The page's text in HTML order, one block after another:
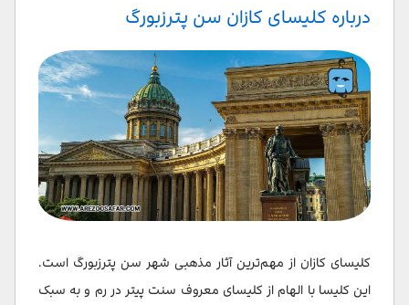
درباره کلیسای کازان سن پترزبورگ
کلیسای کازان از مهم‌ترین آثار مذهبی شهر سن پترزبورگ است.
این کلیسا با الهام از کلیسای معروف سنت پیتر در رم و به سبک